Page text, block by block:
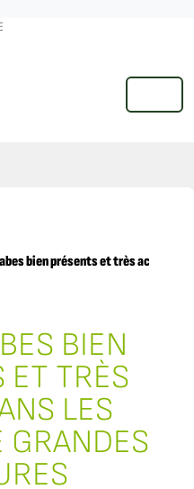
MENU
bien présents et très actifs
BIEN
ET TRÈS
LES
GRANDES